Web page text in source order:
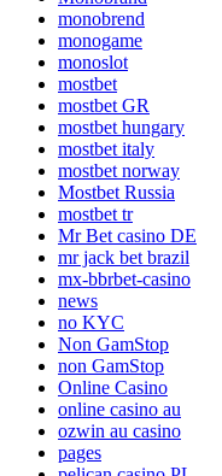
monobrend
monogame
monoslot
mostbet
mostbet GR
mostbet hungary
mostbet italy
mostbet norway
Mostbet Russia
mostbet tr
Mr Bet casino DE
mr jack bet brazil
mx-bbrbet-casino
news
no KYC
Non GamStop
non GamStop
Online Casino
online casino au
ozwin au casino
pages